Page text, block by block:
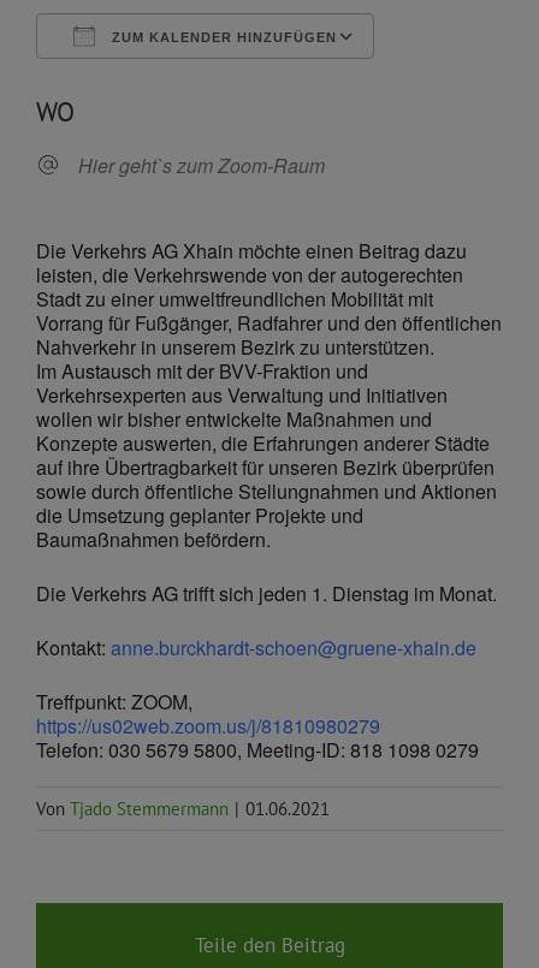
ZUM KALENDER HINZUFÜGEN
WO
Hier geht`s zum Zoom-Raum
Die Verkehrs AG Xhain möchte einen Beitrag dazu
leisten, die Verkehrswende von der autogerechten
Stadt zu einer umweltfreundlichen Mobilität mit
Vorrang für Fußgänger, Radfahrer und den öffentlichen
Nahverkehr in unserem Bezirk zu unterstützen.
Im Austausch mit der BVV-Fraktion und
Verkehrsexperten aus Verwaltung und Initiativen
wollen wir bisher entwickelte Maßnahmen und
Konzepte auswerten, die Erfahrungen anderer Städte
auf ihre Übertragbarkeit für unseren Bezirk überprüfen
sowie durch öffentliche Stellungnahmen und Aktionen
die Umsetzung geplanter Projekte und
Baumaßnahmen befördern.
Die Verkehrs AG trifft sich jeden 1. Dienstag im Monat.
Kontakt: anne.burckhardt-schoen@gruene-xhain.de
Treffpunkt: ZOOM,
https://us02web.zoom.us/j/81810980279
Telefon: 030 5679 5800, Meeting-ID: 818 1098 0279
Von Tjado Stemmermann | 01.06.2021
Teile den Beitrag